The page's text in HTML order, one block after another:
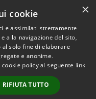
© 2026 • Comune di
del Giudice • Powered by
Municipium•
Accesso
redazione
×
cookie
e assimilati strettamente
alla navigazione del sito,
al solo fine di elaborare
e anonime.
policy al seguente link
RIFIUTA TUTTO